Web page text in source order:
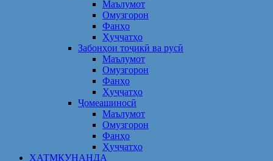
Маълумот
Омузгорон
Фанҳо
Ҳуҷҷатҳо
Забонҳои тоҷикӣ ва русӣ
Маълумот
Омузгорон
Фанҳо
Ҳуҷҷатҳо
Ҷомеашиносӣ
Маълумот
Омузгорон
Фанҳо
Ҳуҷҷатҳо
ХАТМКУНАНДА